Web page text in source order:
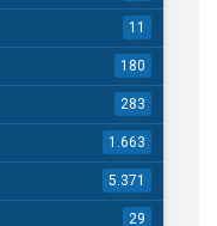
11
180
283
1.663
5.371
29